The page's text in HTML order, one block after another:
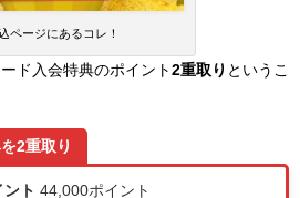
ページにあるコレ！
ド入会特典のポイント 2重取り というこ
2重取り
ント 44,000ポイント